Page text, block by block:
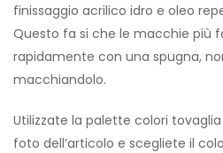
finissaggio acrilico idro e oleo
Questo fa si che le macchie più
rapidamente con una spugna,
macchiandolo.
Utilizzate la palette colori
foto dell’articolo e scegliete il